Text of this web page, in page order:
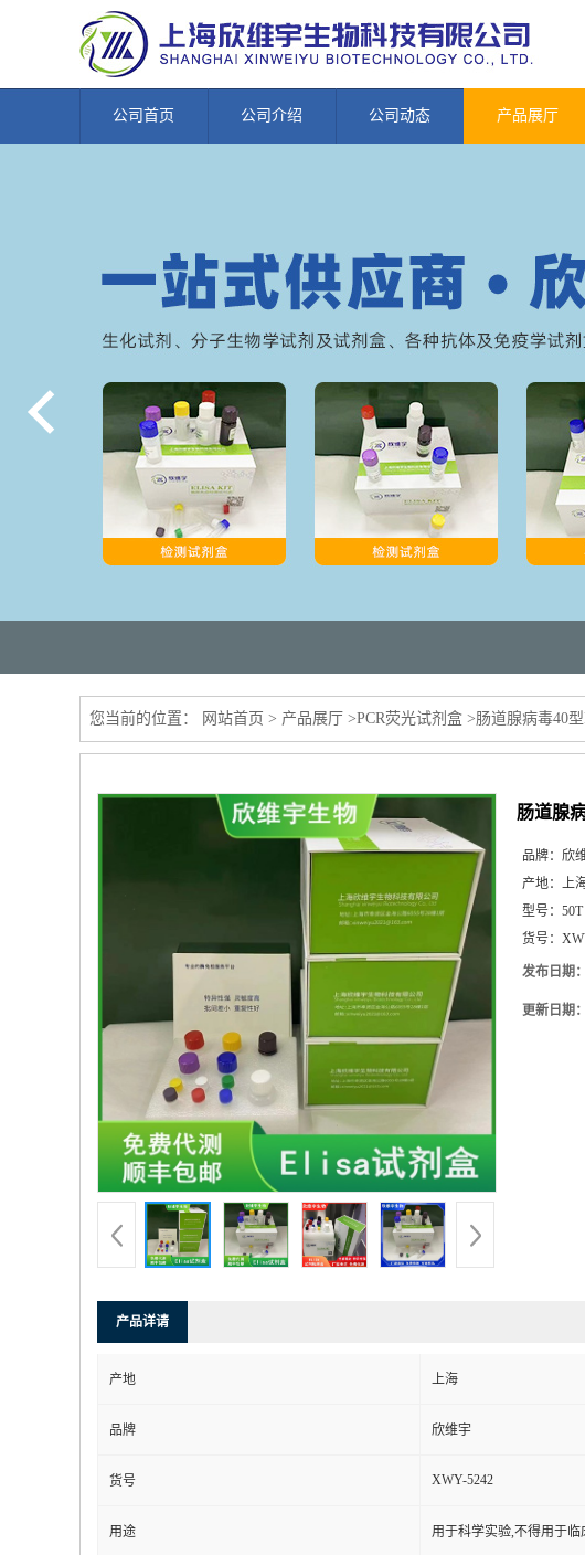
公司首页 公司介绍 公司动态 产品展厅
您当前的位置： 网站首页 > 产品展厅 >PCR荧光试剂盒 >肠道腺病毒40
肠道腺
品牌： 欣
产地： 上
型号： 50T
货号：
发布日期：
更新日期：
产品详请
产地 上海
品牌 欣维宇
货号 XWY-5242
用途 用于科学实验,不得用于临